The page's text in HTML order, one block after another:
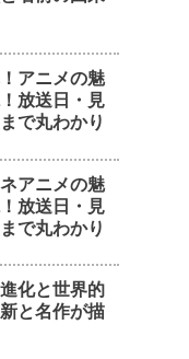
アニメの魅
放送日・見
で丸わかり
アニメの魅
放送日・見
で丸わかり
化と世界的
と名作が描